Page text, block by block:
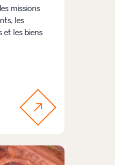
missions
les
et les biens